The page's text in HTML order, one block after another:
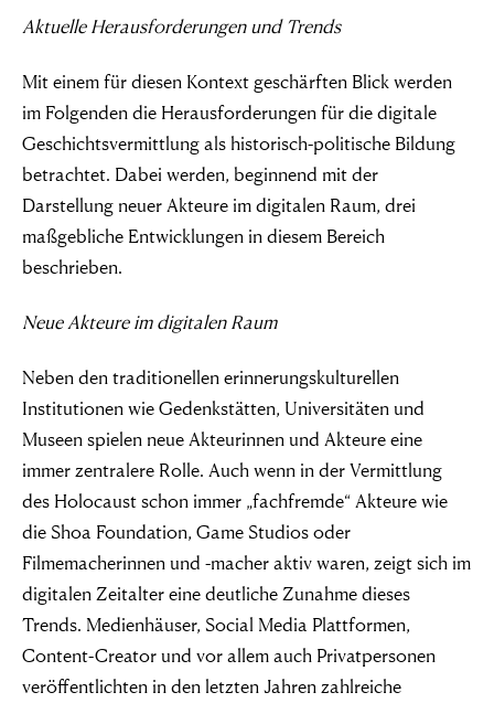
Aktuelle Herausforderungen und Trends
Mit einem für diesen Kontext geschärften Blick werden
im Folgenden die Herausforderungen für die digitale
Geschichtsvermittlung als historisch-politische Bildung
betrachtet. Dabei werden, beginnend mit der
Darstellung neuer Akteure im digitalen Raum, drei
maßgebliche Entwicklungen in diesem Bereich
beschrieben.
Neue Akteure im digitalen Raum
Neben den traditionellen erinnerungskulturellen
Institutionen wie Gedenkstätten, Universitäten und
Museen spielen neue Akteurinnen und Akteure eine
immer zentralere Rolle. Auch wenn in der Vermittlung
des Holocaust schon immer „fachfremde“ Akteure wie
die Shoa Foundation, Game Studios oder
Filmemacherinnen und -macher aktiv waren, zeigt sich im
digitalen Zeitalter eine deutliche Zunahme dieses
Trends. Medienhäuser, Social Media Plattformen,
Content-Creator und vor allem auch Privatpersonen
veröffentlichten in den letzten Jahren zahlreiche